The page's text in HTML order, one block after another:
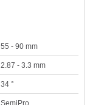
55 - 90 mm
2.87 - 3.3 mm
34 °
SemiPro